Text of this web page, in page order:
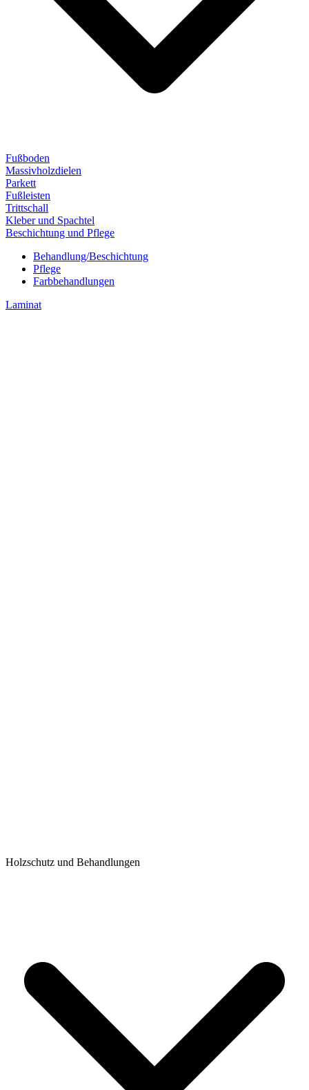
Fußboden
Massivholzdielen
Parkett
Fußleisten
Trittschall
Kleber und Spachtel
Beschichtung und Pflege
Behandlung/Beschichtung
Pflege
Farbbehandlungen
Laminat
Holzschutz und Behandlungen